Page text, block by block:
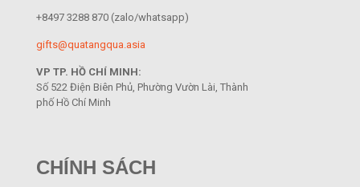
+8497 3288 870 (zalo/whatsapp)
gifts@quatangqua.asia
VP TP. HỒ CHÍ MINH:
Số 522 Điện Biên Phủ, Phường Vườn Lài, Thành
phố Hồ Chí Minh
CHÍNH SÁCH